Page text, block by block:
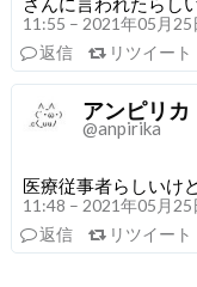
11:55 – 2021年05月25
返信
リツイート
アンピリカ
@anpirika
医療従事者らしいけ
11:48 – 2021年05月25
返信
リツイート